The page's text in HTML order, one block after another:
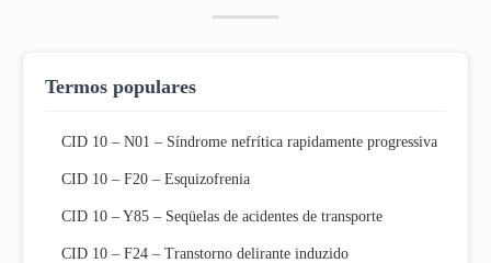
Termos populares
CID 10 – N01 – Síndrome nefrítica rapidamente progressiva
CID 10 – F20 – Esquizofrenia
CID 10 – Y85 – Seqüelas de acidentes de transporte
CID 10 – F24 – Transtorno delirante induzido